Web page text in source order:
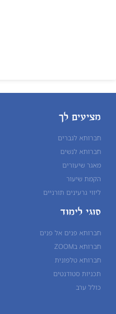
מציעים לך
חברותא לגברים
חברותא לנשים
מאגר שיעורים
הקמת שיעור
ליווי גרעינים תורניים
סוגי לימוד
חברותא פנים אל פנים
חברותא בZOOM
חברותא טלפונית
תכניות סטודנטים
כולל ערב